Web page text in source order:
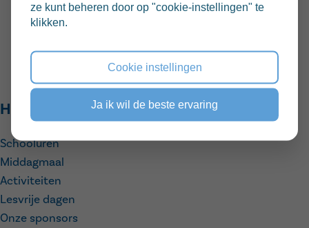
België en zet zich tot op de dag van vandaag nog
steeds in heel wat huiskamers verder. Ook op onze
school mochten er zich drie leerlingen per klas dit
jaar kronen tot koning of koningin!
Handige links
Schooluren
Middagmaal
Activiteiten
Lesvrije dagen
Onze sponsors
ze kunt beheren door op "cookie-instellingen" te
klikken.
Cookie instellingen
Ja ik wil de beste ervaring